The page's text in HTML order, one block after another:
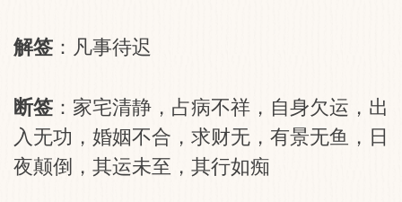
解签：凡事待迟
断签：家宅清静，占病不祥，自身欠运，出
入无功，婚姻不合，求财无，有景无鱼，日
夜颠倒，其运未至，其行如痴